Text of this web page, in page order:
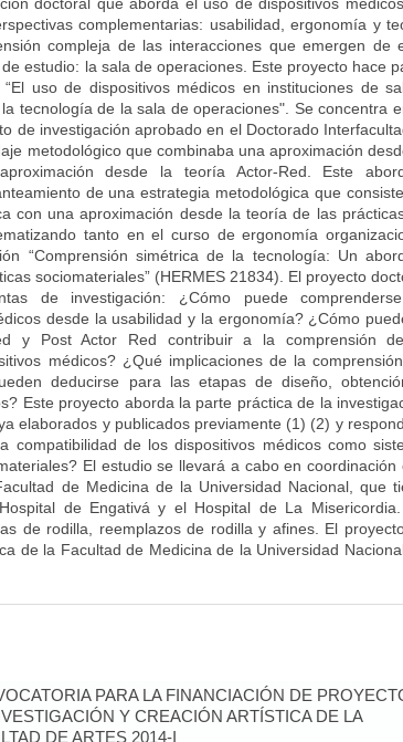
complementarias: usabilidad, ergonomía y
compleja de las interacciones que emergen de
estudio: la sala de operaciones. Este proyecto hace
uso de dispositivos médicos en instituciones de
tecnología de la sala de operaciones". Se concentra
de investigación aprobado en el Doctorado
metodológico que combinaba una aproximación
desde la teoría Actor-Red. Este
de una estrategia metodológica que
con una aproximación desde la teoría de las
tanto en el curso de ergonomía
“Comprensión simétrica de la tecnología: Un
sociomateriales” (HERMES 21834). El proyecto
de investigación: ¿Cómo puede
desde la usabilidad y la ergonomía? ¿Cómo
y Post Actor Red contribuir a la comprensión
médicos? ¿Qué implicaciones de la
deducirse para las etapas de diseño,
Este proyecto aborda la parte práctica de la
elaborados y publicados previamente (1) (2) y
compatibilidad de los dispositivos médicos como
El estudio se llevará a cabo en coordinación
de Medicina de la Universidad Nacional, que
de Engativá y el Hospital de La
de rodilla, reemplazos de rodilla y afines. El
de la Facultad de Medicina de la Universidad
PARA LA FINANCIACIÓN DE
Y CREACIÓN ARTÍSTICA DE LA
DE ARTES 2014-I